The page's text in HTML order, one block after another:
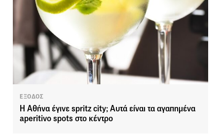
ΕΞΟΔΟΣ
Η Αθήνα έγινε spritz city; Αυτά είναι τα αγαπημένα
aperitivo spots στο κέντρο